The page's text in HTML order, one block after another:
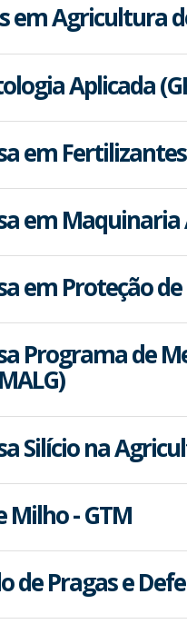
em Agricultura
Aplicada
em Fertilizantes
em Maquinaria
em Proteção de
Programa de
Silício na
Milho - GTM
de Pragas e